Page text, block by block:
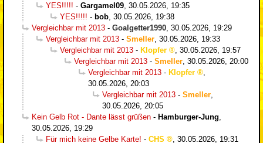
YES!!!!! - Gargamel09 30.05.2026, 19:35
YES!!!!! - bob 30.05.2026, 19:38
Vergleichbar mit 2013 - Goalgetter1990 30.05.2026, 19:29
Vergleichbar mit 2013 - Smeller 30.05.2026, 19:33
Vergleichbar mit 2013 - Klopfer
30.05.2026, 19:57
Vergleichbar mit 2013 - Smeller 30.05.2026, 20:00
Vergleichbar mit 2013 - Klopfer
30.05.2026, 20:03
Vergleichbar mit 2013 - Smeller
30.05.2026, 20:05
Kein Gelb Rot - Dante lässt grüßen - Hamburger-Jung
30.05.2026, 19:29
Für mich keine Gelbe Karte! - CHS 30.05.2026, 19:31